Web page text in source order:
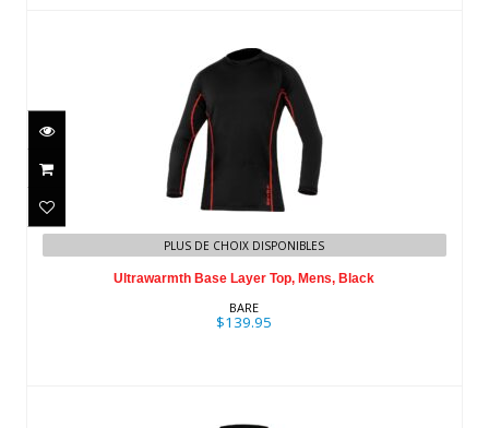
Ultrawarmth Base Layer Top, Mens,
Black
$139.95
PLUS DE CHOIX DISPONIBLES
Ultrawarmth Base Layer Top, Mens, Black
BARE
$139.95